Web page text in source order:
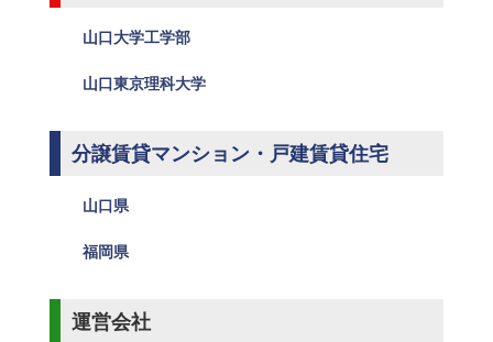
山口大学工学部
山口東京理科大学
分譲賃貸マンション・戸建賃貸住宅
山口県
福岡県
運営会社